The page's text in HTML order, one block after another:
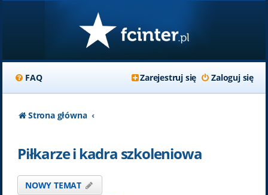
FAQ Zaloguj się
Zarejestruj się
Strona główna
Piłkarze i kadra szkoleniowa
NOWY TEMAT